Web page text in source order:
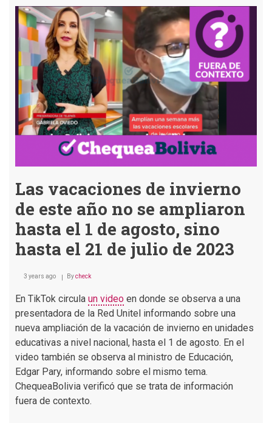
de
Las vacaciones de invierno
de este año no se ampliaron
hasta el 1 de agosto, sino
hasta el 21 de julio de 2023
3 years ago Bycheck
En TikTok circula un video en donde se observa a una
presentadora de la Red Unitel informando sobre una
nueva ampliación de la vacación de invierno en unidades
educativas a nivel nacional, hasta el 1 de agosto. En el
video también se observa al ministro de Educación,
Edgar Pary, informando sobre el mismo tema.
ChequeaBolivia verificó que se trata de información
fuera de contexto.